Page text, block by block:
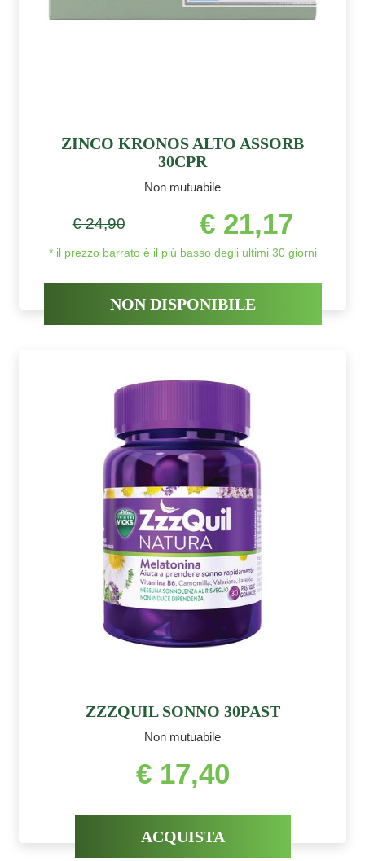
ZINCO KRONOS ALTO ASSORB
30CPR
Non mutuabile
€ 24,90 € 21,17
* il prezzo barrato è il più basso degli ultimi 30 giorni
NON DISPONIBILE
ZZZQUIL SONNO 30PAST
Non mutuabile
€ 17,40
ACQUISTA